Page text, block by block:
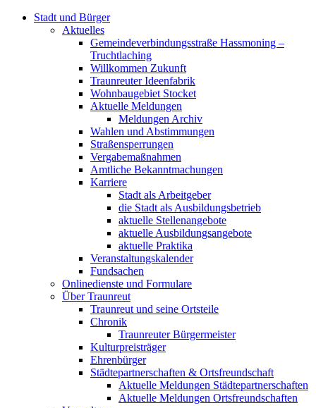
Stadt und Bürger
Aktuelles
Gemeindeverbindungsstraße Hassmoning –
Truchtlaching
Willkommen Zukunft
Traunreuter Ideenfabrik
Wohnbaugebiet Stocket
Aktuelle Meldungen
Meldungen Archiv
Wahlen und Abstimmungen
Straßensperrungen
Vergabemaßnahmen
Amtliche Bekanntmachungen
Karriere
Stadt als Arbeitgeber
die Stadt als Ausbildungsbetrieb
aktuelle Stellenangebote
aktuelle Ausbildungsangebote
aktuelle Praktika
Veranstaltungskalender
Fundsachen
Onlinedienste und Formulare
Über Traunreut
Traunreut und seine Ortsteile
Chronik
Traunreuter Bürgermeister
Kulturpreisträger
Ehrenbürger
Städtepartnerschaften & Ortsfreundschaft
Aktuelle Meldungen Städtepartnerschaften
Aktuelle Meldungen Ortsfreundschaften